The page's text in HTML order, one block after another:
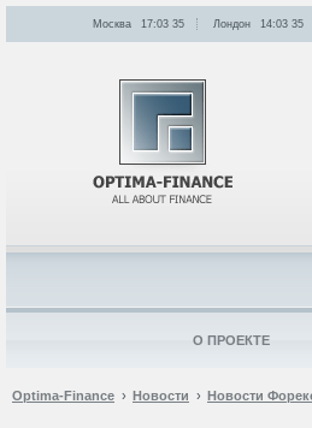
Optima-Finance Новости Новости
Москва 17:03 35 Лондон 14:03 35
О ПРОЕКТЕ